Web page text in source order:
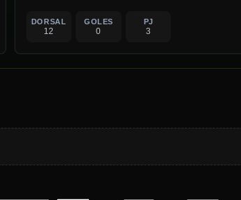
DORSAL
12
GOLES
0
PJ
3